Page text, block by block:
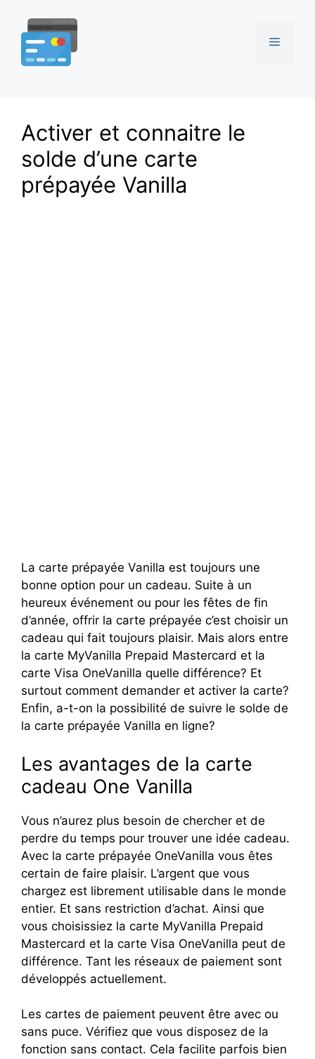
contenu
Menu
Activer et connaitre le
solde d’une carte
prépayée Vanilla
La carte prépayée Vanilla est toujours une
bonne option pour un cadeau. Suite à un
heureux événement ou pour les fêtes de fin
d’année, offrir la carte prépayée c’est choisir un
cadeau qui fait toujours plaisir. Mais alors entre
la carte MyVanilla Prepaid Mastercard et la
carte Visa OneVanilla quelle différence? Et
surtout comment demander et activer la carte?
Enfin, a-t-on la possibilité de suivre le solde de
la carte prépayée Vanilla en ligne?
Les avantages de la carte
cadeau One Vanilla
Vous n’aurez plus besoin de chercher et de
perdre du temps pour trouver une idée cadeau.
Avec la carte prépayée OneVanilla vous êtes
certain de faire plaisir. L’argent que vous
chargez est librement utilisable dans le monde
entier. Et sans restriction d’achat. Ainsi que
vous choisissiez la carte MyVanilla Prepaid
Mastercard et la carte Visa OneVanilla peut de
différence. Tant les réseaux de paiement sont
développés actuellement.
Les cartes de paiement peuvent être avec ou
sans puce. Vérifiez que vous disposez de la
fonction sans contact. Cela facilite parfois bien